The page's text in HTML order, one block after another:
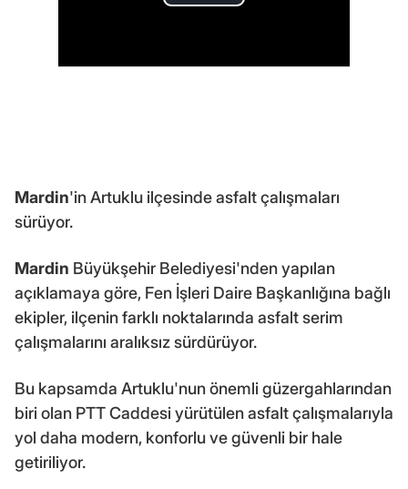
Mardin'in Artuklu ilçesinde asfalt çalışmaları
sürüyor.
Mardin Büyükşehir Belediyesi'nden yapılan
açıklamaya göre, Fen İşleri Daire Başkanlığına bağlı
ekipler, ilçenin farklı noktalarında asfalt serim
çalışmalarını aralıksız sürdürüyor.
Bu kapsamda Artuklu'nun önemli güzergahlarından
biri olan PTT Caddesi yürütülen asfalt çalışmalarıyla
yol daha modern, konforlu ve güvenli bir hale
getiriliyor.